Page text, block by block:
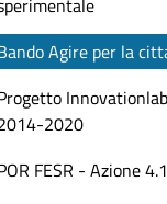
Agire per la
2020
FESR - Azione